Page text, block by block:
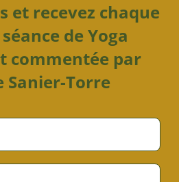
et recevez chaque
de Yoga
commentée par
Sanier-Torre